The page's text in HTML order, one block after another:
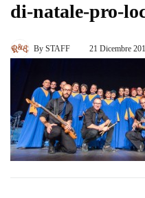
di-natale-pro-
By STAFF 21 Dicembre